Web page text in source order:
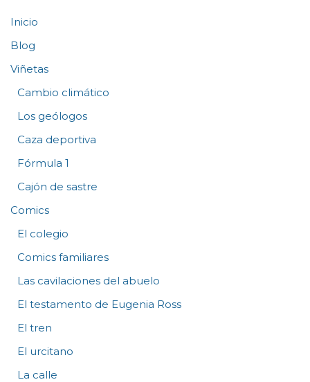
Inicio
Blog
Viñetas
Cambio climático
Los geólogos
Caza deportiva
Fórmula 1
Cajón de sastre
Comics
El colegio
Comics familiares
Las cavilaciones del abuelo
El testamento de Eugenia Ross
El tren
El urcitano
La calle